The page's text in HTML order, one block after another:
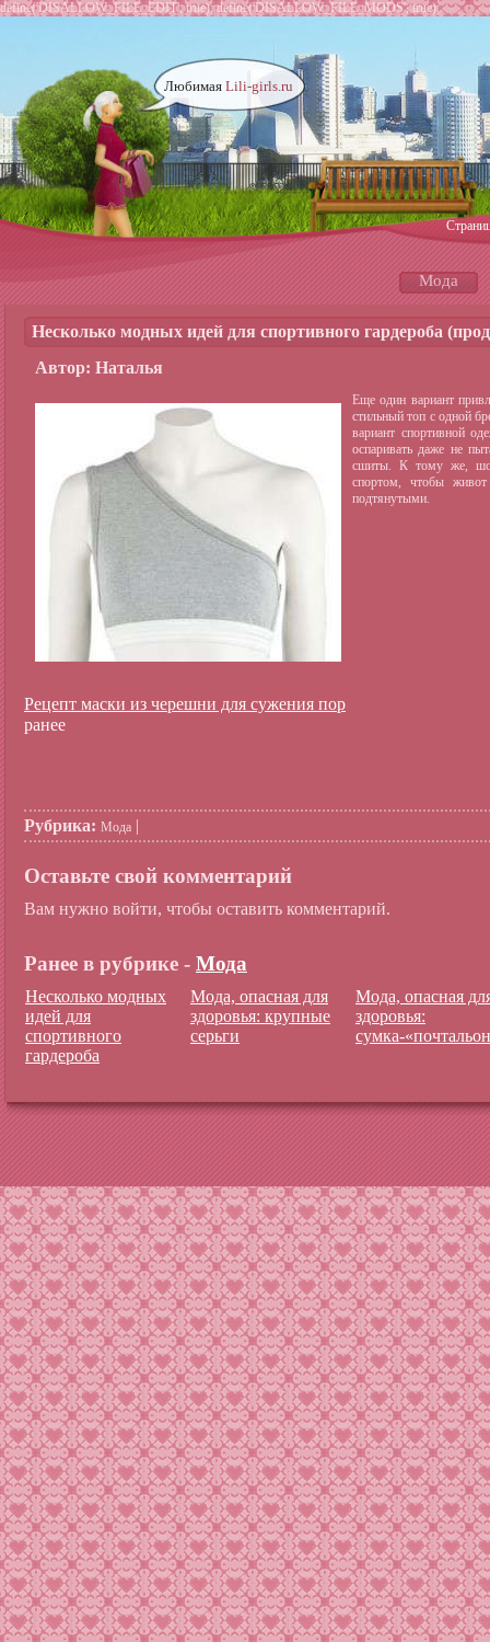
define('DISALLOW_FILE_EDIT', true); define('DISALLOW_FILE_MODS', true);
Любимая Lili-girls.ru
Мода
Несколько модных идей для спортивного гардероба
Автор: Наталья
Еще один вариант
стильный топ с одной
вариант спортивной
оспаривать даже не
сшиты. К тому же,
спортом, чтобы
подтянутыми.
Рецепт маски из черешни для сужения пор
ранее
Рубрика: Мода |
Оставьте свой комментарий
Вам нужно войти, чтобы оставить комментарий.
Ранее в рубрике - Мода
Несколько модных
идей для
спортивного
гардероба
Мода, опасная для
здоровья: крупные
серьги
Мода, опасная
здоровья:
сумка-